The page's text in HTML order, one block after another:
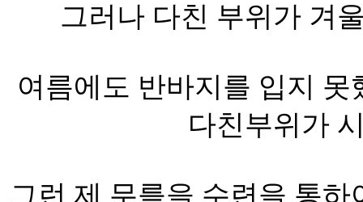
그러나 다친 부위가 겨
여름에도 반바지를 입지
다친부위가
그런 제 무릎을 수련을 통